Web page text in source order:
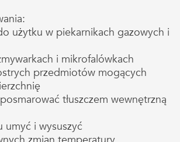
użytku w piekarnikach gazowych i
i mikrofalówkach
przedmiotów mogących
tłuszczem wewnętrzną
umyć i wysuszyć